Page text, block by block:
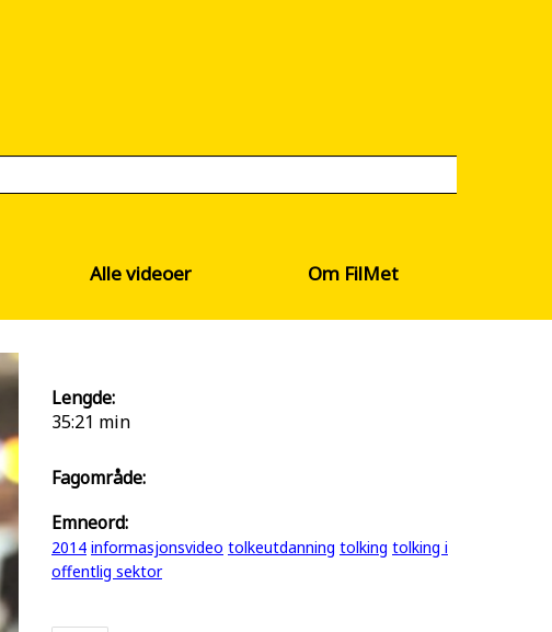
Alle videoer Om FilMet
Lengde:
35:21 min
Fagområde:
Emneord:
2014 informasjonsvideo tolkeutdanning tolking tolking i
offentlig sektor